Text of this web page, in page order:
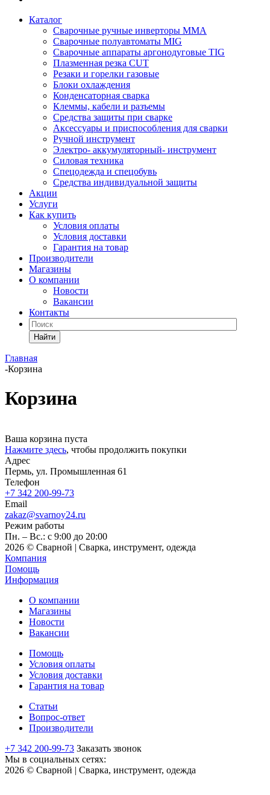
Каталог
Сварочные ручные инверторы MMA
Сварочные полуавтоматы MIG
Сварочные аппараты аргонодуговые TIG
Плазменная резка CUT
Резаки и горелки газовые
Блоки охлаждения
Конденсаторная сварка
Клеммы, кабели и разъемы
Средства защиты при сварке
Аксессуары и приспособления для сварки
Ручной инструмент
Электро- аккумуляторный- инструмент
Силовая техника
Спецодежда и спецобувь
Средства индивидуальной защиты
Акции
Услуги
Как купить
Условия оплаты
Условия доставки
Гарантия на товар
Производители
Магазины
О компании
Новости
Вакансии
Контакты
Найти
Главная
-Корзина
Корзина
Ваша корзина пуста
Нажмите здесь, чтобы продолжить покупки
Адрес
Пермь, ул. Промышленная 61
Телефон
+7 342 200-99-73
Email
zakaz@svarnoy24.ru
Режим работы
Пн. – Вс.: с 9:00 до 20:00
2026 © Сварной | Сварка, инструмент, одежда
Компания
Помощь
Информация
О компании
Магазины
Новости
Вакансии
Помощь
Условия оплаты
Условия доставки
Гарантия на товар
Статьи
Вопрос-ответ
Производители
+7 342 200-99-73 Заказать звонок
Мы в социальных сетях:
2026 © Сварной | Сварка, инструмент, одежда